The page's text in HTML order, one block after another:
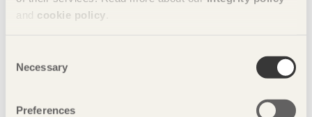
and cookie policy
Selection
Necessary
Preferences